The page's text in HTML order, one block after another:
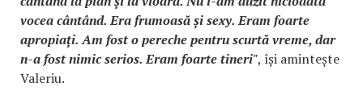
vocea cântând. Era frumoasă și sexy. Eram foarte
apropiați. Am fost o pereche pentru scurtă vreme, dar
n-a fost nimic serios. Eram foarte tineri", își amintește
Valeriu.